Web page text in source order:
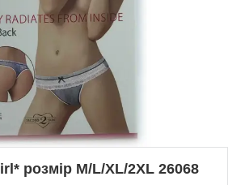
розмір M/L/XL/2XL 26068